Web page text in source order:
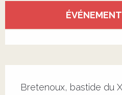
Ouverture et
Bretenoux, bastide du